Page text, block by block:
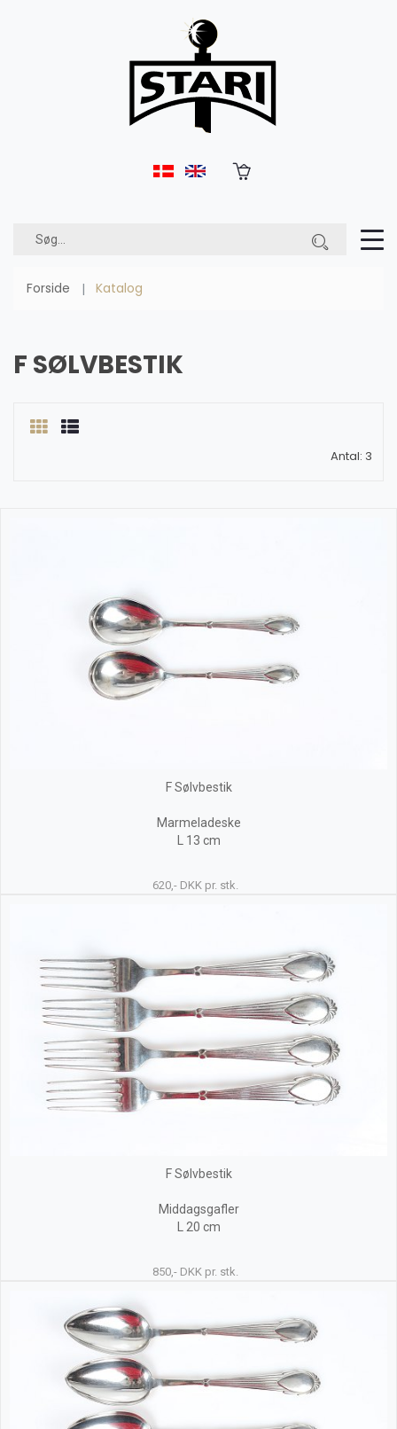
Forside Katalog
F SØLVBESTIK
Antal: 3
F Sølvbestik
Marmeladeske
L 13 cm
620,- DKK pr. stk.
F Sølvbestik
Middagsgafler
L 20 cm
850,- DKK pr. stk.